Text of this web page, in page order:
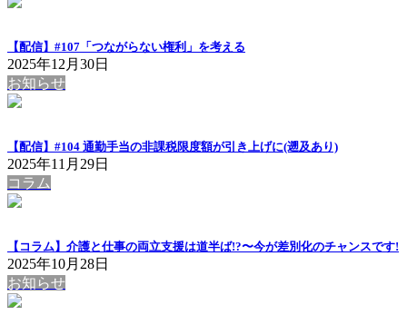
【配信】#107「つながらない権利」を考える
2025年12月30日
お知らせ
【配信】#104 通勤手当の非課税限度額が引き上げに(遡及あり)
2025年11月29日
コラム
【コラム】介護と仕事の両立支援は道半ば!?〜今が差別化のチャンスです!
2025年10月28日
お知らせ